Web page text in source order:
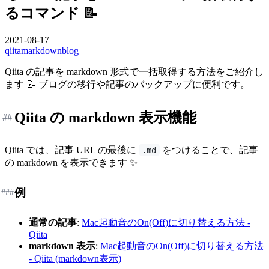
るコマンド 📝
2021-08-17
qiitamarkdownblog
Qiita の記事を markdown 形式で一括取得する方法をご紹介し
ます 📝 ブログの移行や記事のバックアップに便利です。
Qiita の markdown 表示機能
##
Qiita では、記事 URL の最後に .md
をつけることで、記事
の markdown を表示できます ✨
例
###
通常の記事: Mac起動音のOn(Off)に切り替える方法 -
Qiita
markdown 表示: Mac起動音のOn(Off)に切り替える方法
- Qiita (markdown表示)